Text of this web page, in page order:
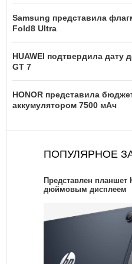
Samsung представила
Fold8 Ultra
HUAWEI подтвердила дату
GT 7
HONOR представила
аккумулятором 7500 мАч
ПОПУЛЯРНОЕ
Представлен планшет
дюймовым дисплеем